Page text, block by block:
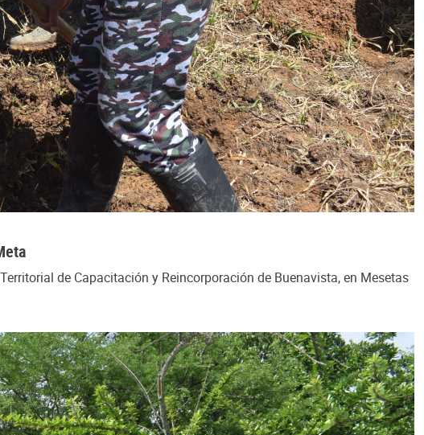
de Capacitación y Reincorporación de Buenavista, en Mesetas